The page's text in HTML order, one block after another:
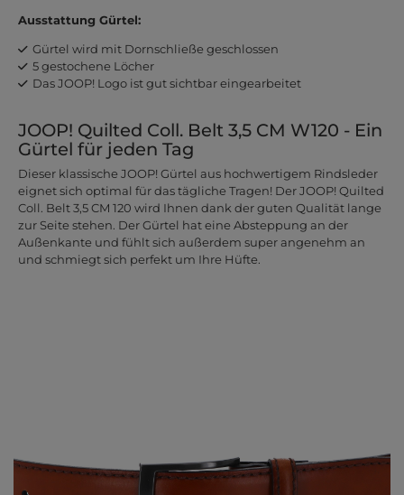
Ausstattung Gürtel:
Gürtel wird mit Dornschließe geschlossen
5 gestochene Löcher
Das JOOP! Logo ist gut sichtbar eingearbeitet
JOOP! Quilted Coll. Belt 3,5 CM W120 - Ein
Gürtel für jeden Tag
Dieser klassische JOOP! Gürtel aus hochwertigem Rindsleder
eignet sich optimal für das tägliche Tragen! Der JOOP! Quilted
Coll. Belt 3,5 CM 120 wird Ihnen dank der guten Qualität lange
zur Seite stehen. Der Gürtel hat eine Absteppung an der
Außenkante und fühlt sich außerdem super angenehm an
und schmiegt sich perfekt um Ihre Hüfte.